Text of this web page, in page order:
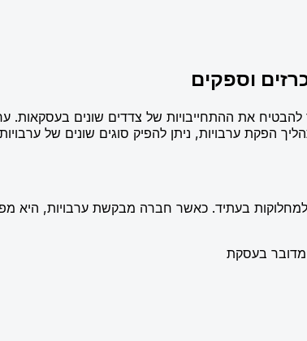
וספקים
להבטיח את ההתחייבויות של צדדים שונים
הפקת ערבויות, ניתן להפיק סוגים שונים של
בעתיד. כאשר חברה מבקשת ערבויות, היא
מדובר בעסקת